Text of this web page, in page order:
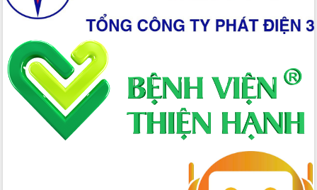
Quyết liệt tháo gỡ vướng mắc, đẩy
nhanh tiến độ các dự án trọng điểm
trong Khu kinh tế Nam Phú Yên
Hòn Yến phát triển du lịch gắn với bảo
tồn biển
Lấy ý kiến điều chỉnh Quy hoạch tỉnh
Đắk Lắk thời kỳ 2021-2030, tầm nhìn
đến năm 2050
Phát động chiến dịch 30 ngày đêm